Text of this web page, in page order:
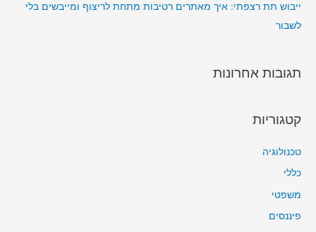
ייבוש תת רצפתי: איך מאתרים רטיבות מתחת לריצוף ומייבשים בלי
לשבור
תגובות אחרונות
קטגוריות
טכנולוגיה
כללי
משפטי
פיננסים